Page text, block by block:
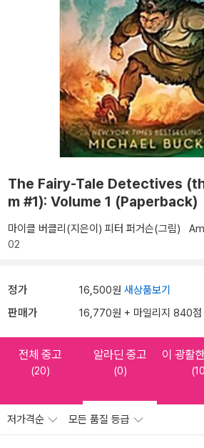
The Fairy-Tale Detectives
m #1): Volume 1 (Paperback)
마이클 버클리(지은이) 피터 퍼거슨(그림)
02
정가 16,500원 새상품보기
판매가 16,770원 + 마일리지 840점
전체 중고
(20)
알라딘 중고
(0)
이 광활
저가격순 모든 품질 등급